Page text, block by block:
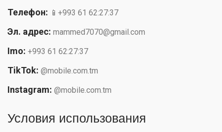
Телефон: 📱+993 61 62:27:37
Эл. адрес: mammed7070@gmail.com
Imo: +993 61 62:27:37
TikTok: @mobile.com.tm
Instagram: @mobile.com.tm
Условия использования